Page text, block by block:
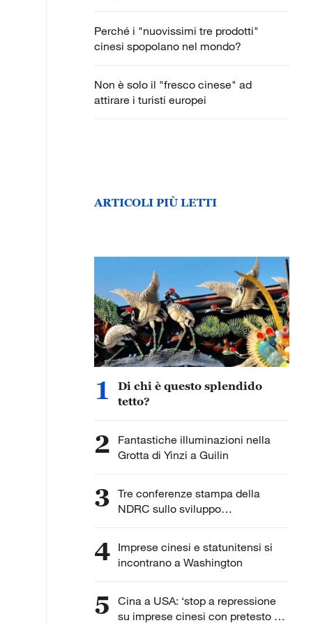
Perché i "nuovissimi tre prodotti"
cinesi spopolano nel mondo?
Non è solo il "fresco cinese" ad
attirare i turisti europei
ARTICOLI PIÙ LETTI
1
Di chi è questo splendido
tetto?
2
Fantastiche illuminazioni nella
Grotta di Yinzi a Guilin
3 Tre conferenze stampa della
NDRC sullo sviluppo
4 Imprese cinesi e statunitensi si
incontrano a Washington
5
Cina a USA: ‘stop a repressione
su imprese cinesi con pretesto di